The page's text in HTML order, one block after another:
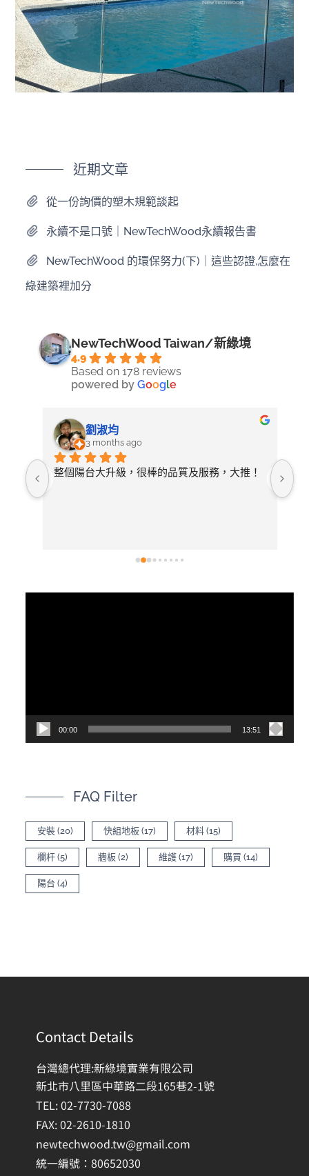
近期文章
從一份詢價的塑木規範談起
永續不是口號｜NewTechWood永續報告書
NewTechWood 的環保努力(下)｜這些認證,怎麼在
綠建築裡加分
NewTechWood Taiwan/新綠境
4.9
Based on 178 reviews
powered byGoogle
劉淑均
3 months ago
整個陽台大升級，很棒的品質及服務，大推！
00:00 13:51
FAQ Filter
安裝 (20) 快組地板 (17) 材料 (15)
欄杆 (5) 牆板 (2) 維護 (17) 購買 (14)
陽台 (4)
Contact Details
台灣總代理:新綠境實業有限公司
新北市八里區中華路二段165巷2-1號
TEL: 02-7730-7088
FAX: 02-2610-1810
newtechwood.tw@gmail.com
統一編號：80652030